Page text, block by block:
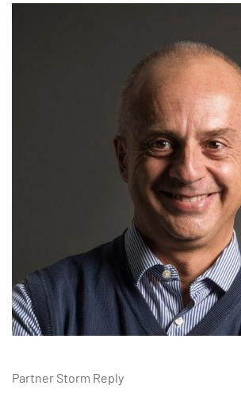
Partner Storm Reply